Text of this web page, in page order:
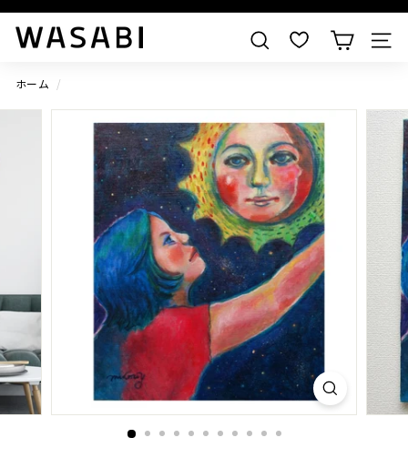
すべての作品を見る
W
S
A
検索
ホーム /